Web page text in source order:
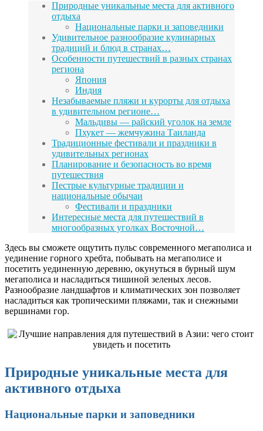
Природные уникальные места для активного
отдыха
Национальные парки и заповедники
Удивительное разнообразие кулинарных
традиций и блюд в странах…
Особенности путешествий в разных странах
региона
Япония
Индия
Незабываемые пляжи и курорты для отдыха
в удивительном регионе…
Мальдивы — райский уголок на земле
Пхукет — жемчужина Таиланда
Традиционные фестивали и праздники в
удивительных регионах
Планирование и безопасность во время
путешествия
Пестрые культурные традиции и
национальные обычаи
Фестивали и праздники
Интересные места для путешествий в
многообразных уголках Восточной…
Здесь вы сможете ощутить пульс современного мегаполиса и
уединение горного хребта, побывать на мегаполисе и
посетить уединенную деревню, окунуться в бурный шум
мегаполиса и насладиться тишиной зеленых лесов.
Разнообразие ландшафтов и климатических зон позволяет
насладиться как тропическими пляжами, так и снежными
вершинами гор.
Природные уникальные места для
активного отдыха
Национальные парки и заповедники